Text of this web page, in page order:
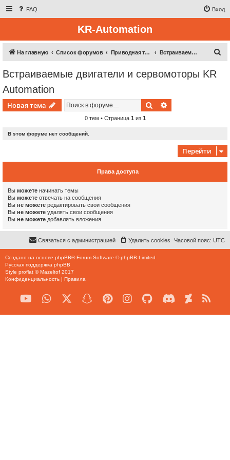
FAQ Вход
KR-Automation
На главную Список форумов Приводная техника Встраиваемые двигатели и сервомоторы KR Automation
Встраиваемые двигатели и сервомоторы KR
Automation
Новая тема Поиск
0 тем • Страница 1 из 1
В этом форуме нет сообщений.
Перейти
Права доступа
Вы можете начинать темы
Вы можете отвечать на сообщения
Вы не можете редактировать свои сообщения
Вы не можете удалять свои сообщения
Вы не можете добавлять вложения
Часовой пояс: UTC
Удалить cookies
Связаться с администрацией
Создано на основе phpBB® Forum Software © phpBB Limited
Русская поддержка phpBB
Style proflat ©Mazeltof 2017
Конфиденциальность | Правила